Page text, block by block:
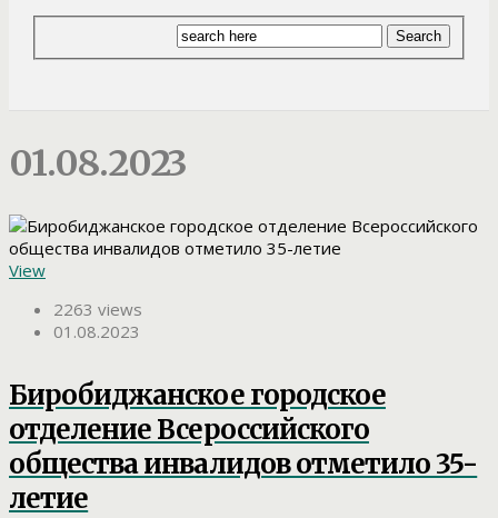
01.08.2023
View
2263 views
01.08.2023
Биробиджанское городское
отделение Всероссийского
общества инвалидов отметило 35-
летие